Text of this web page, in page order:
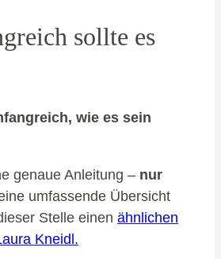
sollte es
wie es sein
genaue Anleitung – nur
umfassende Übersicht
Stelle einen ähnlichen
Kneidl.